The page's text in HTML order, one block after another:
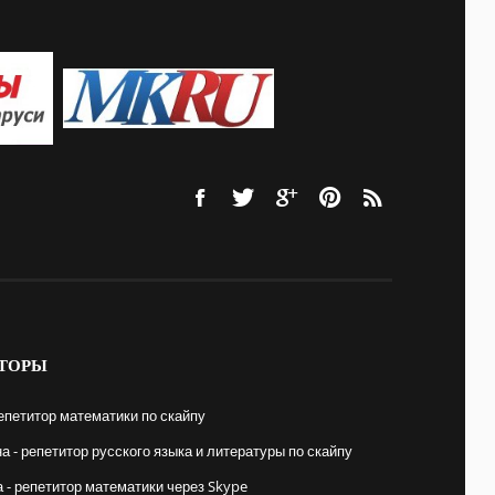
математики по скайпу
- репетитор русского языка и литературы по скайпу
репетитор математики через Skype